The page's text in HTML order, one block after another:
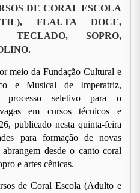
DE CORAL ESCOLA
FLAUTA DOCE,
TECLADO, SOPRO,
meio da Fundação Cultural e
e Musical de Imperatriz,
seletivo para o
em cursos técnicos e
publicado nesta quinta-feira
para formação de novas
desde o canto coral
e artes cênicas.
de Coral Escola (Adulto e